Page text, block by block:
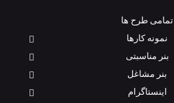
تمامی طرح‌ ها
نمونه کارها
بنر مناسبتی
بنر مشاغل
اینستاگرام